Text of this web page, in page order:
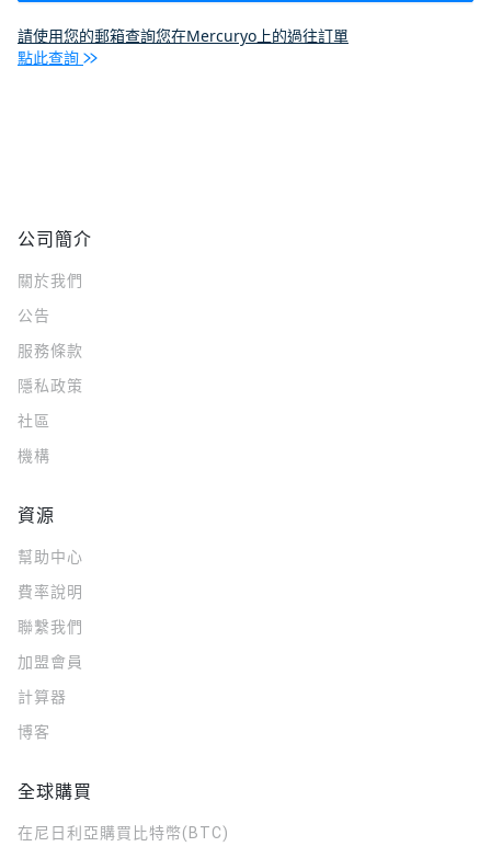
請使用您的郵箱查詢您在Mercuryo上的過往訂單
點此查詢
公司簡介
關於我們
公告
服務條款
隱私政策
社區
機構
資源
幫助中心
費率說明
聯繫我們
加盟會員
計算器
博客
全球購買
在尼日利亞購買比特幣(BTC)